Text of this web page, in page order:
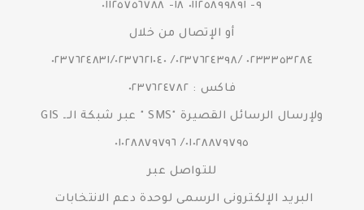
٩- ٠١١٢٥٨٩٩٨٩١ ١٨- ٠١١٢٥٧٥٦٧٨٨
أو الإتصال من خلال
٠٢٣٣٣٥٣٢٨٤ /٠٢٣٧٦٢٤٣٩٨/ ٠٢٣٧٦٢٤٨٣١/٠٢٣٧٦٢١٠٤٠
فاكس : ٠٢٣٧٦٢٤٧٨٢
ولإرسال الرسائل القصيرة "SMS " عبر شبكة الــ GIS
٠١٠٢٨٨٧٩٧٩٥/ ٠١٠٢٨٨٧٩٧٩٦
للتواصل عبر
البريد الإلكترونى الرسمى لوحدة دعم الانتخابات